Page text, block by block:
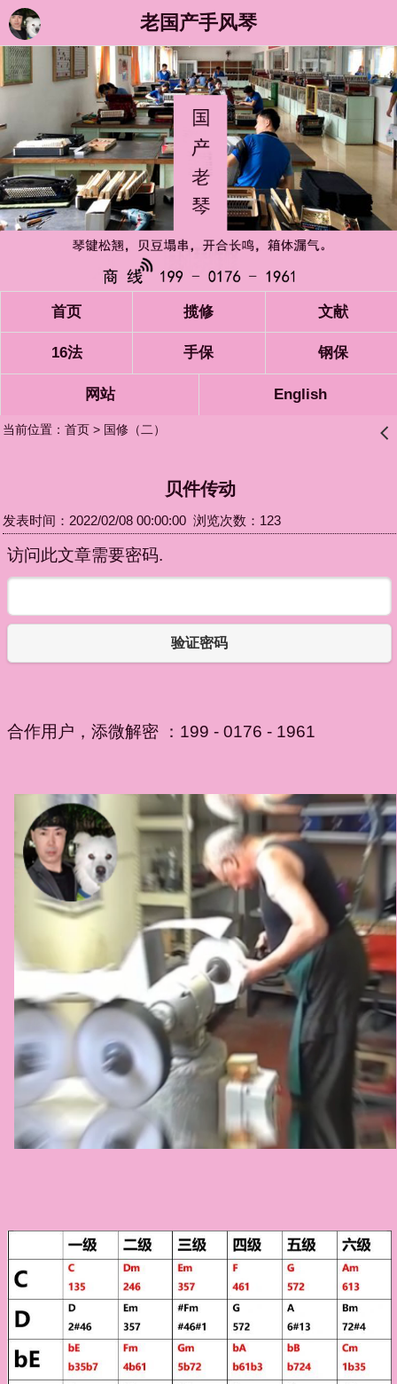
老国产手风琴
首页 揽修 文献
16法 手保 钢保
网站 English
当前位置： 首页> 国修（二） 󰊒
贝件传动
发表时间：2022/02/08 00:00:00 浏览次数：123
访问此文章需要密码.
验证密码
合作用户，添微解密 ：199 - 0176 - 1961